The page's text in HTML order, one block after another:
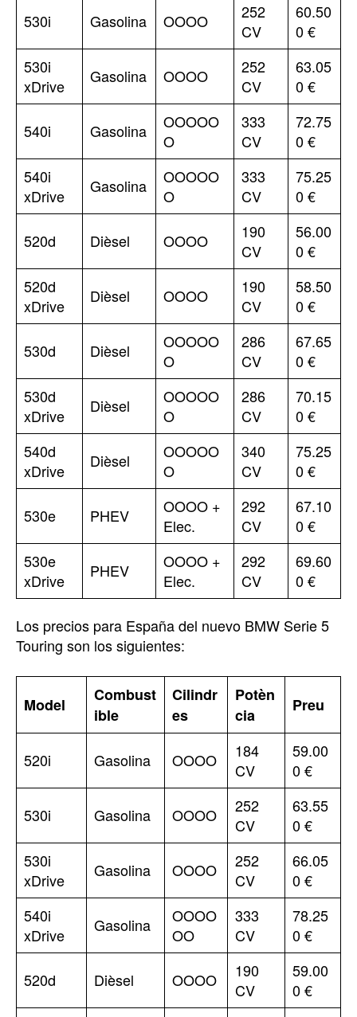
530i Gasolina OOOO
252
CV
60.50
0 €
530i
xDrive
Gasolina OOOO
252
CV
63.05
0 €
540i Gasolina
OOOOO
O
333
CV
72.75
0 €
540i
xDrive
Gasolina
OOOOO
O
333
CV
75.25
0 €
520d Dièsel OOOO
190
CV
56.00
0 €
520d
xDrive
Dièsel OOOO
190
CV
58.50
0 €
530d Dièsel
OOOOO
O
286
CV
67.65
0 €
530d
xDrive
Dièsel
OOOOO
O
286
CV
70.15
0 €
540d
xDrive
Dièsel
OOOOO
O
340
CV
75.25
0 €
530e PHEV
OOOO +
Elec.
292
CV
67.10
0 €
530e
xDrive
PHEV
OOOO +
Elec.
292
CV
69.60
0 €
Los precios para España del nuevo BMW Serie 5
Touring son los siguientes:
Model
Combust
ible
Cilindr
es
Potèn
cia
Preu
520i Gasolina OOOO
184
CV
59.00
0 €
530i Gasolina OOOO
252
CV
63.55
0 €
530i
xDrive
Gasolina OOOO
252
CV
66.05
0 €
540i
xDrive
Gasolina
OOOO
OO
333
CV
78.25
0 €
520d Dièsel OOOO
190
CV
59.00
0 €